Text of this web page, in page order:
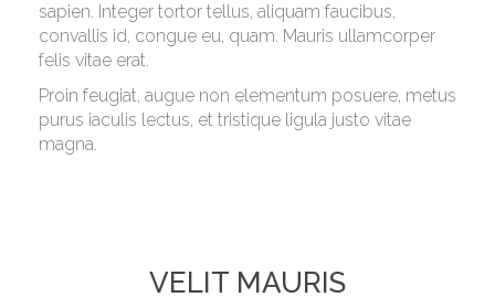
sapien. Integer tortor tellus, aliquam faucibus,
convallis id, congue eu, quam. Mauris ullamcorper
felis vitae erat.
Proin feugiat, augue non elementum posuere, metus
purus iaculis lectus, et tristique ligula justo vitae
magna.
VELIT MAURIS